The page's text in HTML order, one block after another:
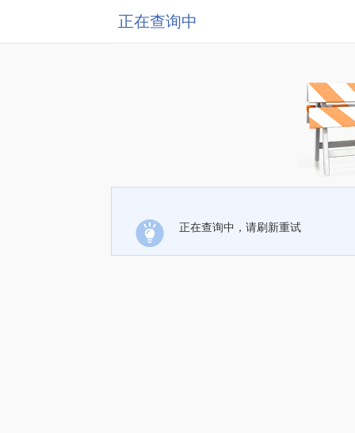
正在查询中
正在查询中，请刷新重试